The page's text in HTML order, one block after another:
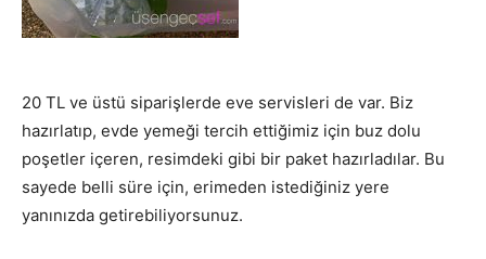
20 TL ve üstü siparişlerde eve servisleri de var. Biz
hazırlatıp, evde yemeği tercih ettiğimiz için buz dolu
poşetler içeren, resimdeki gibi bir paket hazırladılar. Bu
sayede belli süre için, erimeden istediğiniz yere
yanınızda getirebiliyorsunuz.